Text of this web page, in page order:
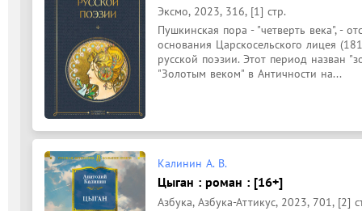
Эксмо, 2023, 316, [1] стр.
Пушкинская пора - "четверть века", -
основания Царскосельского лицея
русской поэзии. Этот период назван
"Золотым веком" в Античности на...
Калинин А. В.
Цыган : роман : [16+]
Азбука, Азбука-Аттикус, 2023, 701, [2]